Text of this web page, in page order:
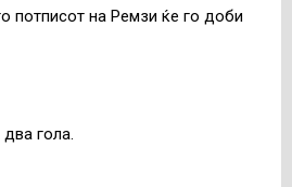
потписот на Ремзи ќе го доби
гола.